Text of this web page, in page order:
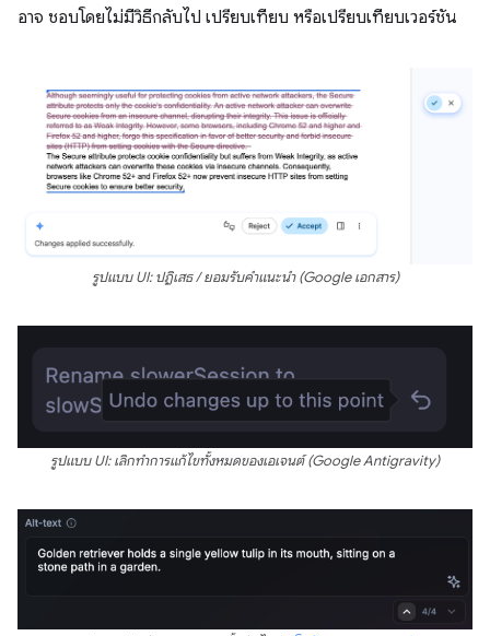
อาจ ชอบโดยไม่มีวิธีกลับไป เปรียบเทียบ หรือเปรียบเทียบเวอร์ชัน
รูปแบบ UI: ปฏิเสธ / ยอมรับคำแนะนำ (Google เอกสาร)
รูปแบบ UI: เลิกทำการแก้ไขทั้งหมดของเอเจนต์ (Google Antigravity)